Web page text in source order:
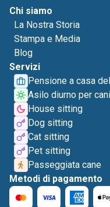
Chi siamo
La Nostra Storia
Stampa e Media
Blog
Servizi
Pensione a casa
Asilo diurno per cani
House sitting
Dog sitting
Cat sitting
Pet sitting
Passeggiata cane
Metodi di pagamento